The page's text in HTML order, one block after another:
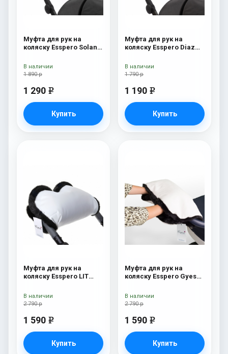
Муфта для рук на
коляску Esspero Solana
Brown
1 890 р
1 290 e
Купить
В наличии
Муфта для рук на
коляску Esspero Diaz
Grey
1 790 р
1 190 e
Купить
В наличии
Муфта для рук на
коляску Esspero LIT
white/black
2 790 р
1 590 e
Купить
В наличии
Муфта для рук на
коляску Esspero Gуеs
2 790 р
1 590 e
Купить
В наличии